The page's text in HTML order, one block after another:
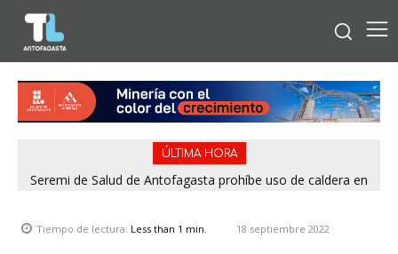
ÚLTIMA HORA
Seremi de Salud de Antofagasta prohíbe uso de caldera en
Tiempo de lectura: Less than 1 min. 18 septiembre 2022